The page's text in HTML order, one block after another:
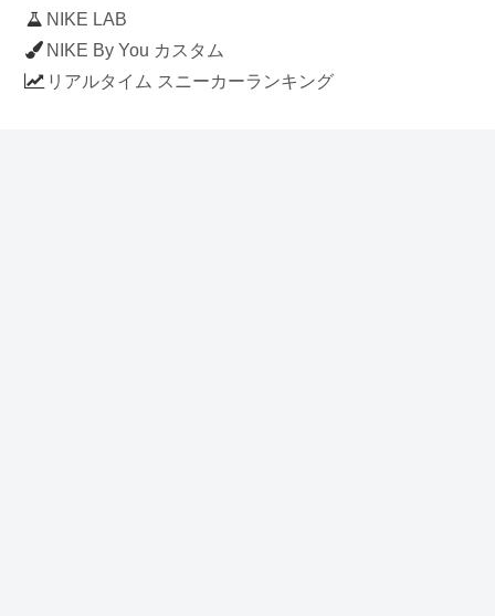
NIKE LAB
NIKE By You カスタム
リアルタイム スニーカーランキング